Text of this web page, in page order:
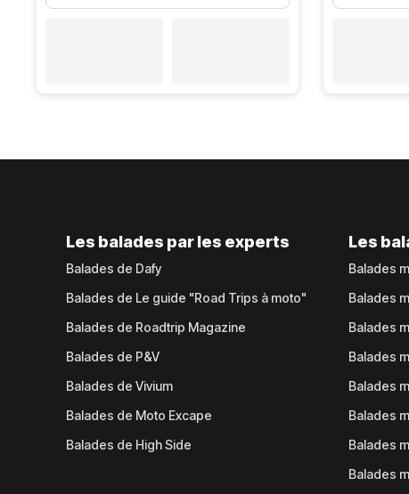
Les balades par les experts
Balades de Dafy
Balades de Le guide "Road Trips à moto"
Balades de Roadtrip Magazine
Balades de P&V
Balades de Vivium
Balades de Moto Excape
Balades de High Side
Les
Balades
Balades
Balades
Balades
Balades
Balades
Balades
Balades